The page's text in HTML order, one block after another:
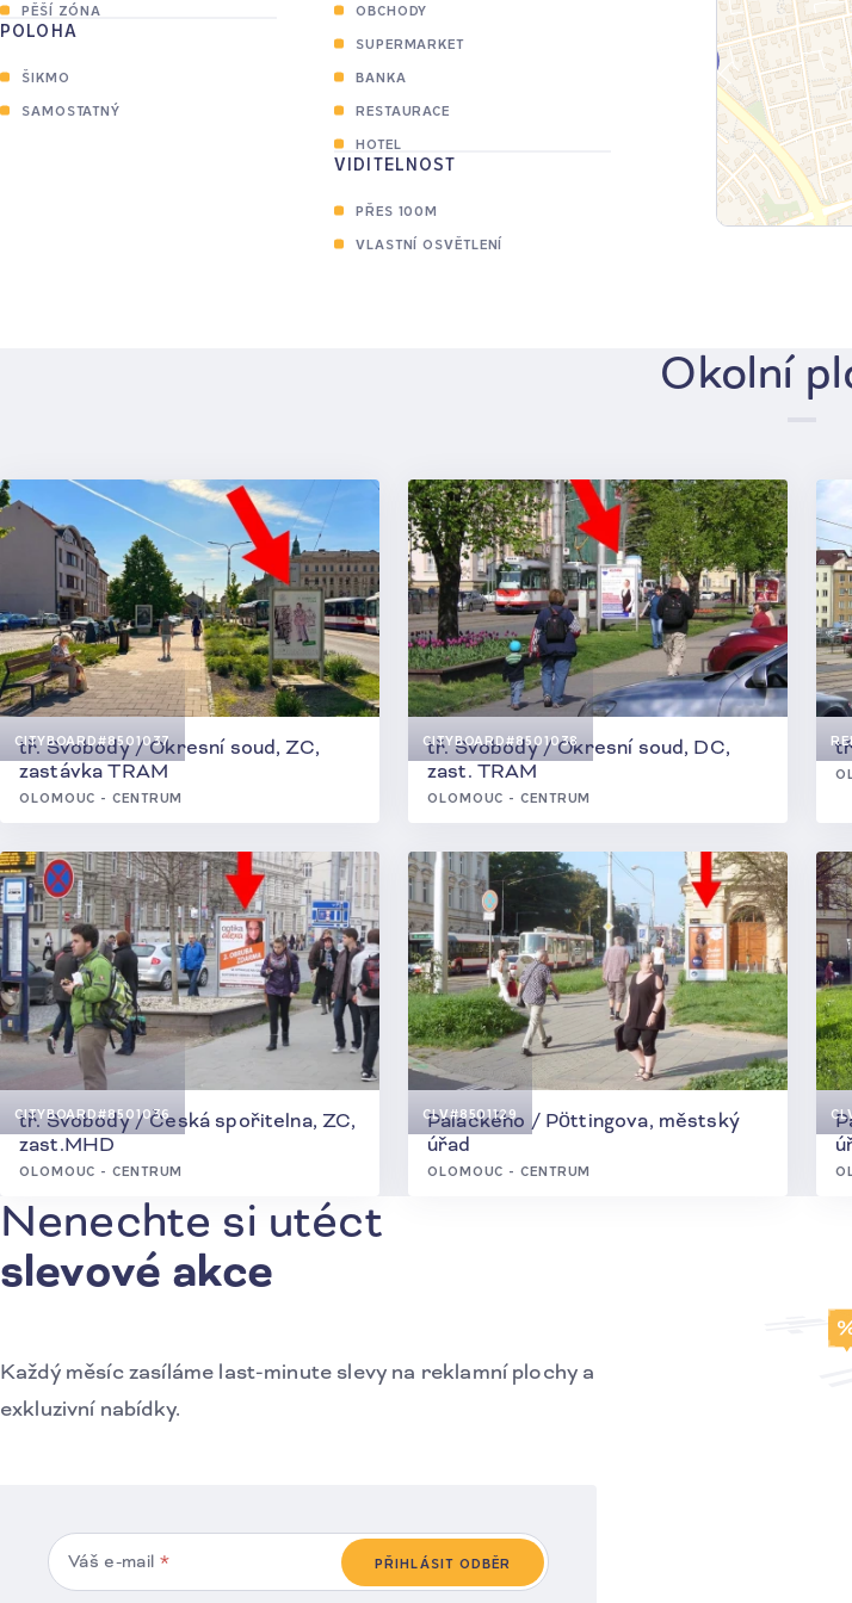
PĚŠÍ ZÓNA
POLOHA
ŠIKMO
SAMOSTATNÝ
OBCHODY
SUPERMARKET
BANKA
RESTAURACE
HOTEL
VIDITELNOST
PŘES 100M
VLASTNÍ OSVĚTLENÍ
2
Okolní
CITYBOARD#8501037
tř. Svobody / Okresní soud, ZC,
zastávka TRAM
OLOMOUC - CENTRUM
CITYBOARD#8501038
tř. Svobody / Okresní soud, DC,
zast. TRAM
OLOMOUC - CENTRUM
CITYBOARD#8501036
tř. Svobody / Česká spořitelna, ZC,
zast.MHD
OLOMOUC - CENTRUM
CLV#8501129
Palackého / Pöttingova, městský
úřad
OLOMOUC - CENTRUM
Přihlášení k odběru novinek
Nenechte si utéct
slevové akce
Každý měsíc zasíláme last-minute slevy na reklamní plochy a
exkluzivní nabídky.
Váš e-mail * PŘIHLÁSIT ODBĚR